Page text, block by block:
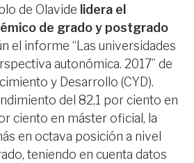
de Olavide lidera el
de grado y postgrado
el informe “Las universidades
autonómica. 2017” de
y Desarrollo (CYD).
del 82,1 por ciento en
ciento en máster oficial, la
en octava posición a nivel
teniendo en cuenta datos